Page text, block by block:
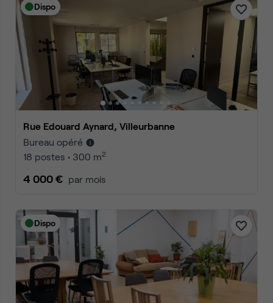
Dispo
Rue Edouard Aynard, Villeurbanne
Bureau opéré
18 postes • 300 m2
4 000 € par mois
Dispo